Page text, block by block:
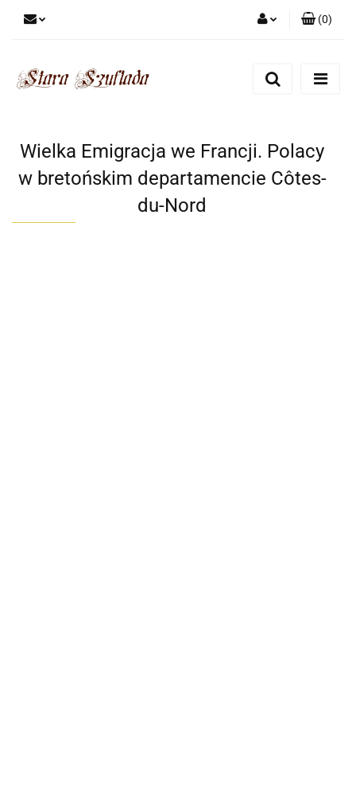
Zarejestruj się
(0)
Wielka Emigracja we Francji. Polacy
w bretońskim departamencie Côtes-
du-Nord